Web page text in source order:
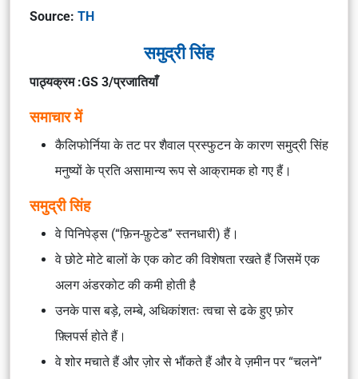
Source: TH
समुद्री सिंह
पाठ्यक्रम :GS 3/प्रजातियाँ
समाचार में
कैलिफोर्निया के तट पर शैवाल प्रस्फुटन के कारण समुद्री सिंह
मनुष्यों के प्रति असामान्य रूप से आक्रामक हो गए हैं।
समुद्री सिंह
वे पिनिपेड्स (“फ़िन-फ़ुटेड” स्तनधारी) हैं।
वे छोटे मोटे बालों के एक कोट की विशेषता रखते हैं जिसमें एक
अलग अंडरकोट की कमी होती है
उनके पास बड़े, लम्बे, अधिकांशतः त्वचा से ढके हुए फ़ोर
फ़्लिपर्स होते हैं।
वे शोर मचाते हैं और ज़ोर से भौंकते हैं और वे ज़मीन पर “चलने”